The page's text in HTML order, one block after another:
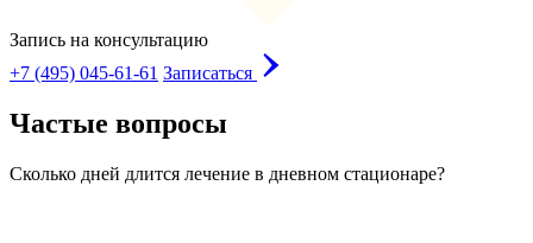
Запись на консультацию
+7 (495) 045-61-61 Записаться
Частые вопросы
Сколько дней длится лечение в дневном стационаре?